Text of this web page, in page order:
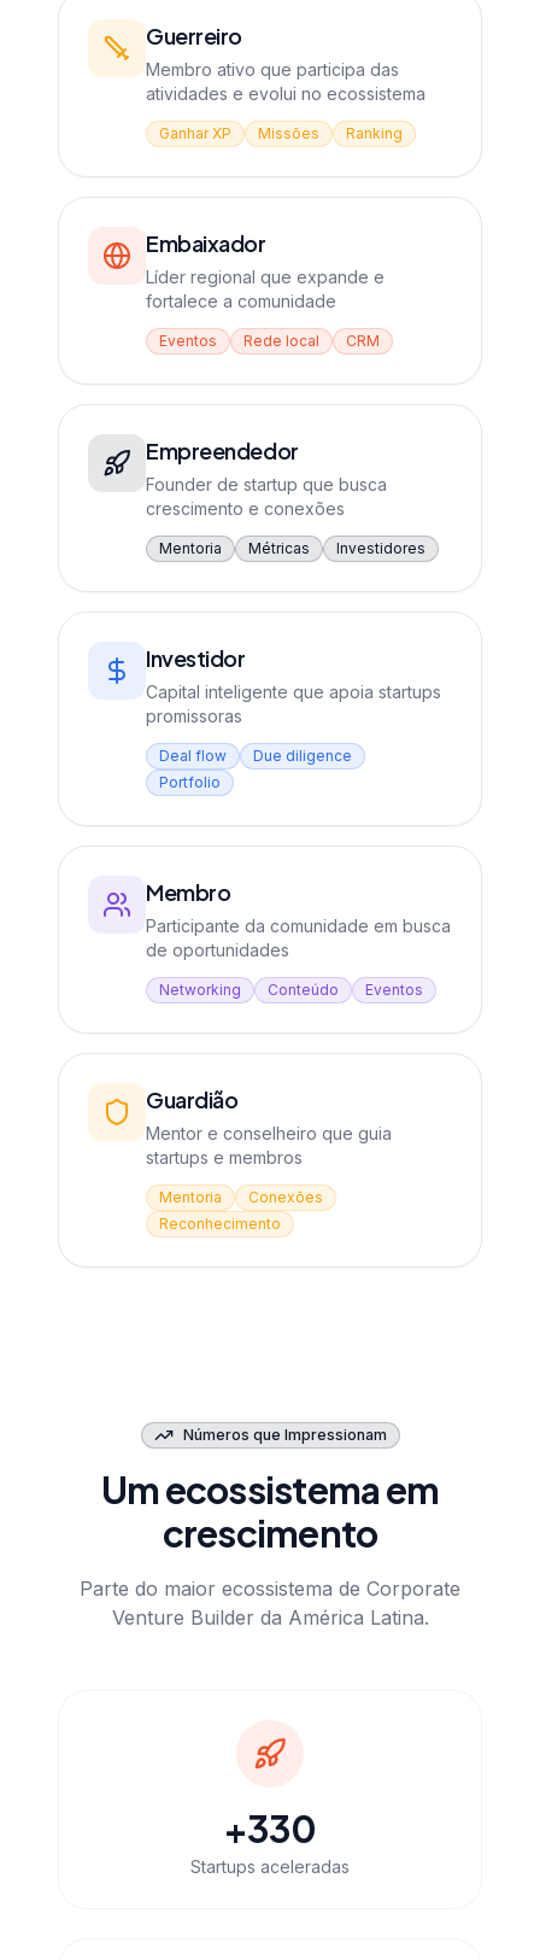
Guerreiro
Membro ativo que participa das
atividades e evolui no ecossistema
Ganhar XP Missões Ranking
Embaixador
Líder regional que expande e
fortalece a comunidade
Eventos Rede local CRM
Empreendedor
Founder de startup que busca
crescimento e conexões
Mentoria Métricas Investidores
Investidor
Capital inteligente que apoia startups
promissoras
Deal flow
Due diligence
Portfolio
Membro
Participante da comunidade em busca
de oportunidades
Networking Conteúdo Eventos
Guardião
Mentor e conselheiro que guia
startups e membros
Mentoria
Conexões
Reconhecimento
Números que Impressionam
Um ecossistema em
crescimento
Parte do maior ecossistema de Corporate
Venture Builder da América Latina.
+330
Startups aceleradas